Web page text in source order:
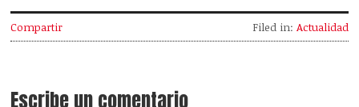
Compartir Filed in: Actualidad
Escribe un comentario